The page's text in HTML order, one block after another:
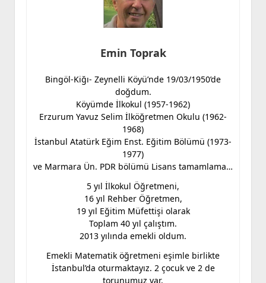
Emin Toprak
Bingöl-Kiğı- Zeynelli Köyü’nde 19/03/1950’de
doğdum.
Köyümde İlkokul (1957-1962)
Erzurum Yavuz Selim İlköğretmen Okulu (1962-
1968)
İstanbul Atatürk Eğim Enst. Eğitim Bölümü (1973-
1977)
ve Marmara Ün. PDR bölümü Lisans tamamlama…
5 yıl İlkokul Öğretmeni,
16 yıl Rehber Öğretmen,
19 yıl Eğitim Müfettişi olarak
Toplam 40 yıl çalıştım.
2013 yılında emekli oldum.
Emekli Matematik öğretmeni eşimle birlikte
İstanbul’da oturmaktayız. 2 çocuk ve 2 de
torunumuz var.